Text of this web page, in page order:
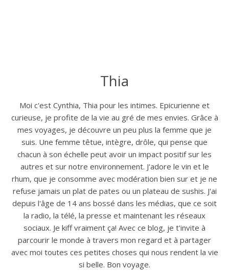
Thia
Moi c'est Cynthia, Thia pour les intimes. Epicurienne et
curieuse, je profite de la vie au gré de mes envies. Grâce à
mes voyages, je découvre un peu plus la femme que je
suis. Une femme têtue, intègre, drôle, qui pense que
chacun à son échelle peut avoir un impact positif sur les
autres et sur notre environnement. J'adore le vin et le
rhum, que je consomme avec modération bien sur et je ne
refuse jamais un plat de pates ou un plateau de sushis. J'ai
depuis l'âge de 14 ans bossé dans les médias, que ce soit
la radio, la télé, la presse et maintenant les réseaux
sociaux. Je kiff vraiment ça! Avec ce blog, je t'invite à
parcourir le monde à travers mon regard et à partager
avec moi toutes ces petites choses qui nous rendent la vie
si belle. Bon voyage.